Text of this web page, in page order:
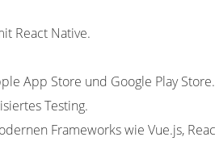
React Native.
App Store und Google Play Store.
Testing.
Frameworks wie Vue.js,